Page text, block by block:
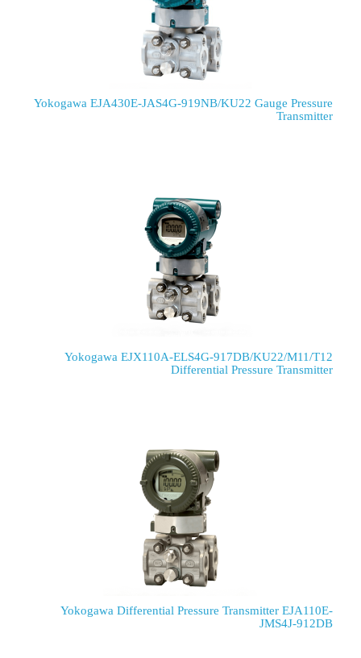
Yokogawa EJA430E-JAS4G-919NB/
Yokogawa EJX110A-ELS4G-
Differential
Yokogawa Differential Pressure